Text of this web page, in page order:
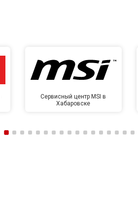
Сервисный центр MSI в
Хабаровске